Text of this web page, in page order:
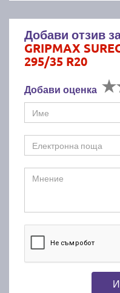
Добави отзив
GRIPMAX
295/35 R20
Добави оценка